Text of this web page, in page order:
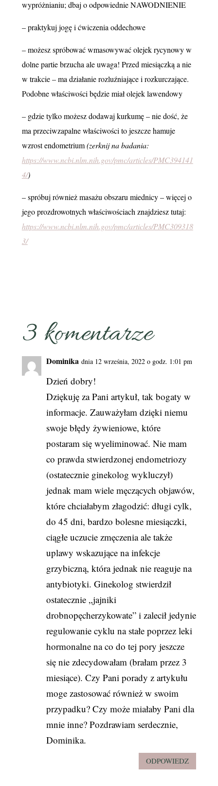
wypróżnianiu; dbaj o odpowiednie NAWODNIENIE
– praktykuj jogę i ćwiczenia oddechowe
– możesz spróbować wmasowywać olejek rycynowy w
dolne partie brzucha ale uwaga! Przed miesiączką a nie
w trakcie – ma działanie rozluźniające i rozkurczające.
Podobne właściwości będzie miał olejek lawendowy
– gdzie tylko możesz dodawaj kurkumę – nie dość, że
ma przeciwzapalne właściwości to jeszcze hamuje
wzrost endometrium(zerknij na badania:
https://www.ncbi.nlm.nih.gov/pmc/articles/PMC394141
4/)
– spróbuj również masażu obszaru miednicy – więcej o
jego prozdrowotnych właściwościach znajdziesz tutaj:
https://www.ncbi.nlm.nih.gov/pmc/articles/PMC309318
3/
3 komentarze
Dominika dnia 12 września, 2022 o godz. 1:01 pm
Dzień dobry!
Dziękuję za Pani artykuł, tak bogaty w
informacje. Zauważyłam dzięki niemu
swoje błędy żywieniowe, które
postaram się wyeliminować. Nie mam
co prawda stwierdzonej endometriozy
(ostatecznie ginekolog wykluczył)
jednak mam wiele męczących objawów,
które chciałabym złagodzić: długi cylk,
do 45 dni, bardzo bolesne miesiączki,
ciągłe uczucie zmęczenia ale także
uplawy wskazujące na infekcje
grzybiczną, która jednak nie reaguje na
antybiotyki. Ginekolog stwierdził
ostatecznie „jajniki
drobnopęcherzykowate” i zalecił jedynie
regulowanie cyklu na stałe poprzez leki
hormonalne na co do tej pory jeszcze
się nie zdecydowałam (brałam przez 3
miesiące). Czy Pani porady z artykułu
moge zastosować również w swoim
przypadku? Czy może miałaby Pani dla
mnie inne? Pozdrawiam serdecznie,
Dominika.
ODPOWIEDZ